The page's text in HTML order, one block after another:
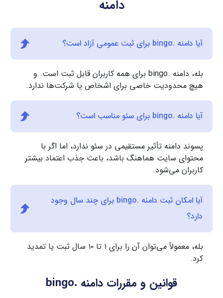
دامنه
آیا دامنه .bingo برای ثبت عمومی آزاد است؟
بله، دامنه .bingo برای همه کاربران قابل ثبت است. و
هیچ محدودیت خاصی برای اشخاص یا شرکت‌ها ندارد.
آیا دامنه .bingo برای سئو مناسب است؟
پسوند دامنه تأثیر مستقیمی در سئو ندارد، اما اگر با
محتوای سایت هماهنگ باشد، باعث جذب اعتماد بیشتر
کاربران می‌شود.
آیا امکان ثبت دامنه .bingo برای چند سال وجود
دارد؟
بله، معمولاً می‌توان آن را برای ۱ تا ۱۰ سال ثبت یا تمدید
کرد.
قوانین و مقررات دامنه .bingo